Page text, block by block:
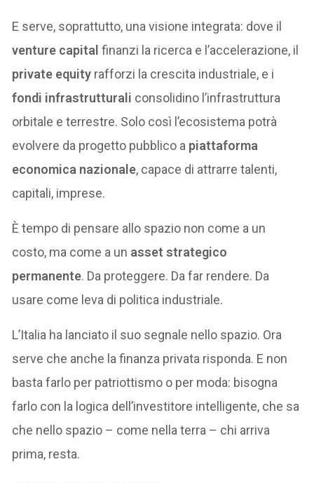
E serve, soprattutto, una visione integrata: dove il
venture capital finanzi la ricerca e l’accelerazione, il
private equity rafforzi la crescita industriale, e i
fondi infrastrutturali consolidino l’infrastruttura
orbitale e terrestre. Solo così l’ecosistema potrà
evolvere da progetto pubblico a piattaforma
economica nazionale, capace di attrarre talenti,
capitali, imprese.
È tempo di pensare allo spazio non come a un
costo, ma come a un asset strategico
permanente. Da proteggere. Da far rendere. Da
usare come leva di politica industriale.
L’Italia ha lanciato il suo segnale nello spazio. Ora
serve che anche la finanza privata risponda. E non
basta farlo per patriottismo o per moda: bisogna
farlo con la logica dell’investitore intelligente, che sa
che nello spazio – come nella terra – chi arriva
prima, resta.